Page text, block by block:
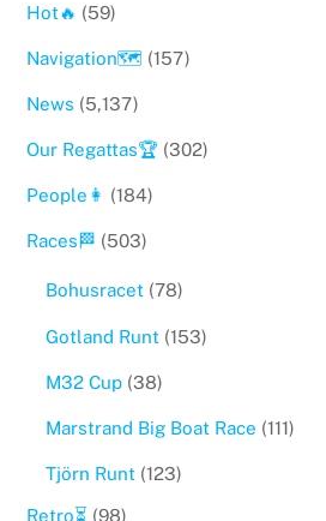
Hot🔥 (59)
Navigation🗺 (157)
News (5,137)
Our Regattas🏆 (302)
People👩 (184)
Races🏁 (503)
Bohusracet(78)
Gotland Runt(153)
M32 Cup(38)
Marstrand Big Boat Race (111)
Tjörn Runt(123)
Retro⏳ (98)